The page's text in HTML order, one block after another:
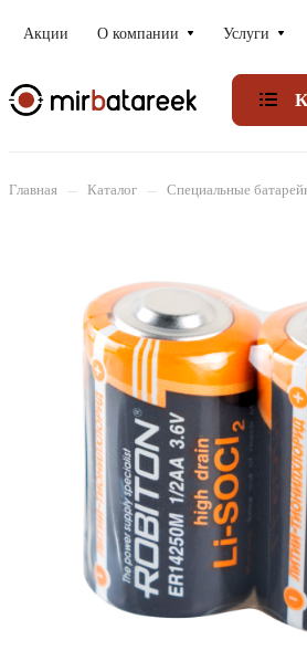
Акции О компании Услуги
Главная – Каталог – Специальные